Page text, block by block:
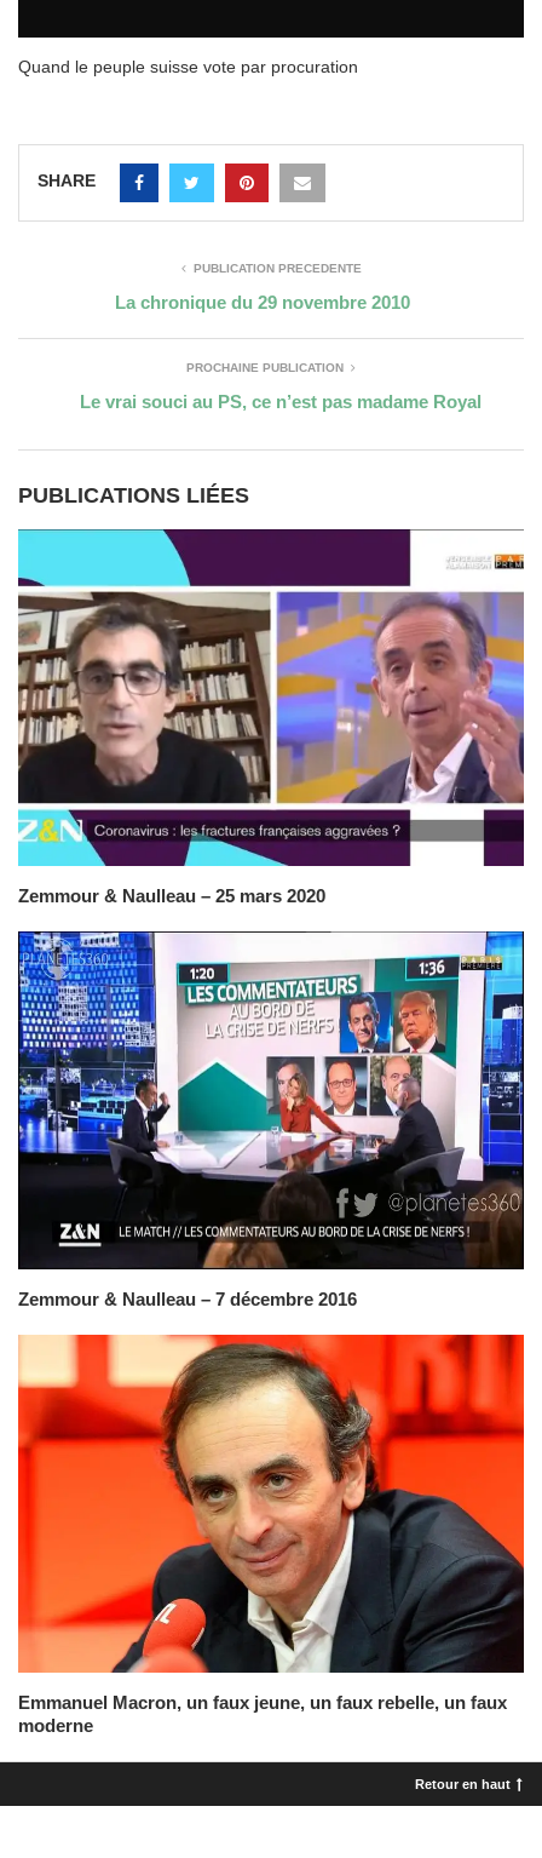
Quand le peuple suisse vote par procuration
SHARE
PUBLICATION PRÉCÉDENTE
La chronique du 29 novembre 2010
PROCHAINE PUBLICATION
Le vrai souci au PS, ce n’est pas madame Royal
PUBLICATIONS LIÉES
Zemmour & Naulleau – 25 mars 2020
Zemmour & Naulleau – 7 décembre 2016
Emmanuel Macron, un faux jeune, un faux rebelle, un faux
moderne
Retour en haut